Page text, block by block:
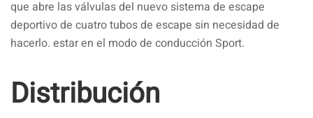
que abre las válvulas del nuevo sistema de escape
deportivo de cuatro tubos de escape sin necesidad de
hacerlo. estar en el modo de conducción Sport.
Distribución